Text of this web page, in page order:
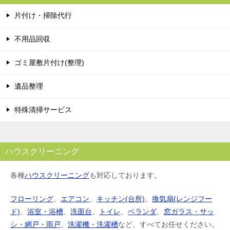
片付け・掃除代行
不用品回収
ゴミ屋敷片付け(整理)
遺品整理
特殊清掃サービス
ハウスクリーニング
各種ハウスクリーニングも対応しております。
フローリング、 エアコン、 キッチン(台所)、 換気扇(レンジフー
ド)、 浴室・浴槽、 洗面台、 トイレ、 ベランダ、 窓ガラス・サッ
シ・網戸・雨戸、 洗濯機・洗濯槽など、すべてお任せください。